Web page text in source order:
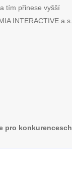
tím přinese vyšší
INTERACTIVE a.s.
pro